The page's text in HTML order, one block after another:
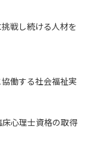
戦し続ける人材を
働する社会福祉実
心理士資格の取得